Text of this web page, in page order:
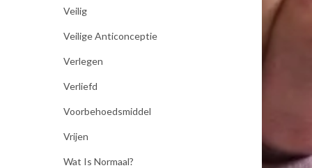
Veilig
Veilige Anticonceptie
Verlegen
Verliefd
Voorbehoedsmiddel
Vrijen
Wat Is Normaal?